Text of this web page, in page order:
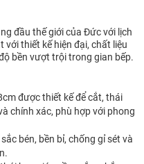
đầu thế giới của Đức với lịch
với thiết kế hiện đại, chất liệu
bền vượt trội trong gian bếp.
được thiết kế để cắt, thái
chính xác, phù hợp với phong
bén, bền bỉ, chống gỉ sét và